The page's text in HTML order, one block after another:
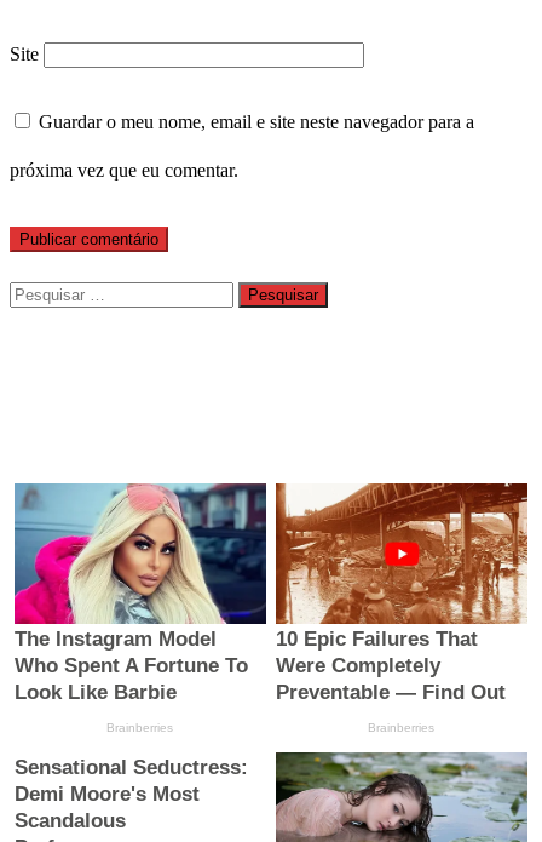
Site
Guardar o meu nome, email e site neste navegador para a
próxima vez que eu comentar.
Pesquisar
por: